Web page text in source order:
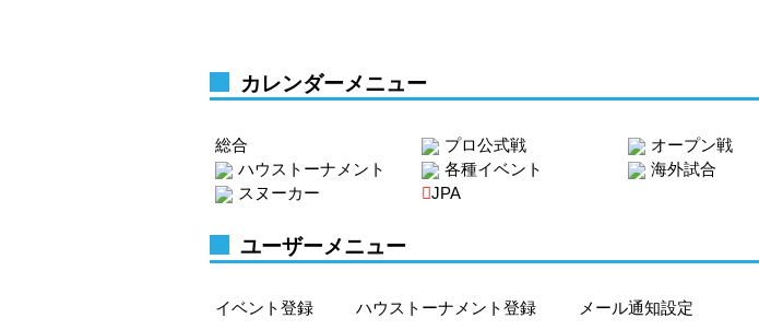
カレンダーメニュー
総合 プロ公式戦 オープン戦
ハウストーナメント
各種イベント 海外試合
スヌーカー
JPA
ユーザーメニュー
イベント登録 ハウストーナメント登録 メール通知設定